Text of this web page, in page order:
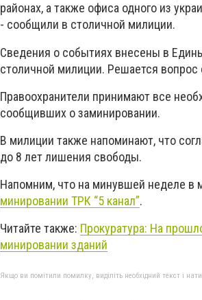
районах, а также офиса одного из
- сообщили в столичной милиции.
Сведения о событиях внесены в
столичной милиции. Решается
Правоохранители принимают все
сообщивших о заминировании.
В милиции также напоминают, что
до 8 лет лишения свободы.
Напомним, что на минувшей неделе
минировании ТРК “5 канал”.
Читайте также: Прокуратура: На
минировании зданий
Якщо ви помітили помилку, виділіть необхідний текст і